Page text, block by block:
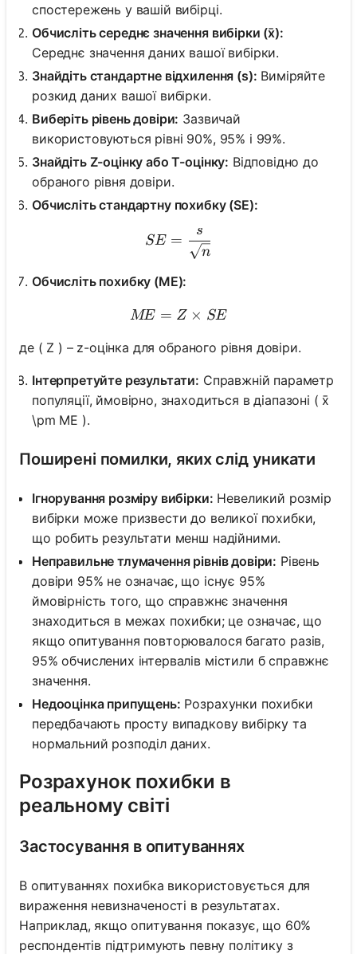
спостережень у вашій вибірці.
Обчисліть середнє значення вибірки (x̄):
Середнє значення даних вашої вибірки.
Знайдіть стандартне відхилення (s): Виміряйте
розкид даних вашої вибірки.
Виберіть рівень довіри: Зазвичай
використовуються рівні 90%, 95% і 99%.
Знайдіть Z-оцінку або T-оцінку: Відповідно до
обраного рівня довіри.
Обчисліть стандартну похибку (SE):
SE = \frac{s}{\sqrt{n}}
SE =
n
s
Обчисліть похибку (ME):
ME = Z \times SE
ME = Z × SE
де ( Z ) – z-оцінка для обраного рівня довіри.
Інтерпретуйте результати: Справжній параметр
популяції, ймовірно, знаходиться в діапазоні ( x̄
\pm ME ).
Поширені помилки, яких слід уникати
Ігнорування розміру вибірки: Невеликий розмір
вибірки може призвести до великої похибки,
що робить результати менш надійними.
Неправильне тлумачення рівнів довіри: Рівень
довіри 95% не означає, що існує 95%
ймовірність того, що справжнє значення
знаходиться в межах похибки; це означає, що
якщо опитування повторювалося багато разів,
95% обчислених інтервалів містили б справжнє
значення.
Недооцінка припущень: Розрахунки похибки
передбачають просту випадкову вибірку та
нормальний розподіл даних.
Розрахунок похибки в
реальному світі
Застосування в опитуваннях
В опитуваннях похибка використовується для
вираження невизначеності в результатах.
Наприклад, якщо опитування показує, що 60%
респондентів підтримують певну політику з